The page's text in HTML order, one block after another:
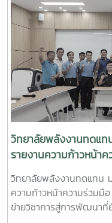
ประยุกต์ใช้ในการสนับส
ทั้งด้านการวิจัย การบริกา
ชุมชน เพื่อยกระดับคุณภา
พัฒนาที่ยั่งยืนวิทยาลัยพลั
พัฒนาองค์ความรู้และนวัต
เหมาะสม เพื่อสร้างผลก
เศรษฐกิจฐานราก พร้อม
ยั่งยืน
ผึ้ง ชั้น 5 สำนักงานมหาวิ
รับเกียรติจาก ผู้ช่วยศาสต
รองอธิการบดีมหาวิทยา
ษิดิจ ทับทิม ผู้อำนวยการ
เป็นผู้ลงนามร่วมกัน โดย
ดวง คณบดีวิทยาลัยพลังง
เกรียงศักดิ์ ธรรมวัตร ผู้
ร่วมลงนามเป็นพยาน คว
พัฒนาและปรับปรุงหลักสูต
พลังงานและอุตสาหกรรม
วิชาชีพและความต้องกา
แรงงาน และผู้สนใจทั่วไป
ความสามารถของกำลังค
งานในด้านต่าง ๆ ได้แก่-
วิทยาลัยพลังงานทดแท
รายงานความก้าวหน้า
ขับเคลื่อนเครือข่ายวิช
วิทยาลัยพลังงานทดแทน ม
ความก้าวหน้าความร่วมมื
ข่ายวิชาการสู่การพัฒนา